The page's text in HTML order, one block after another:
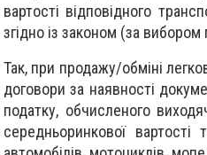
вартості відповідного
згідно із законом (за
Так, при продажу/обміні
договори за наявності
податку, обчисленого
середньоринкової